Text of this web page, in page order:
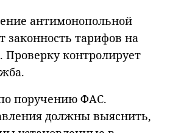
антимонопольной
законность тарифов на
Проверку контролирует
поручению ФАС.
должны выяснить,